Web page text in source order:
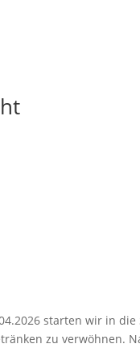
starten wir in
zu verwöhnen.